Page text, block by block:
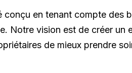
conçu en tenant compte des
Notre vision est de créer
de mieux prendre